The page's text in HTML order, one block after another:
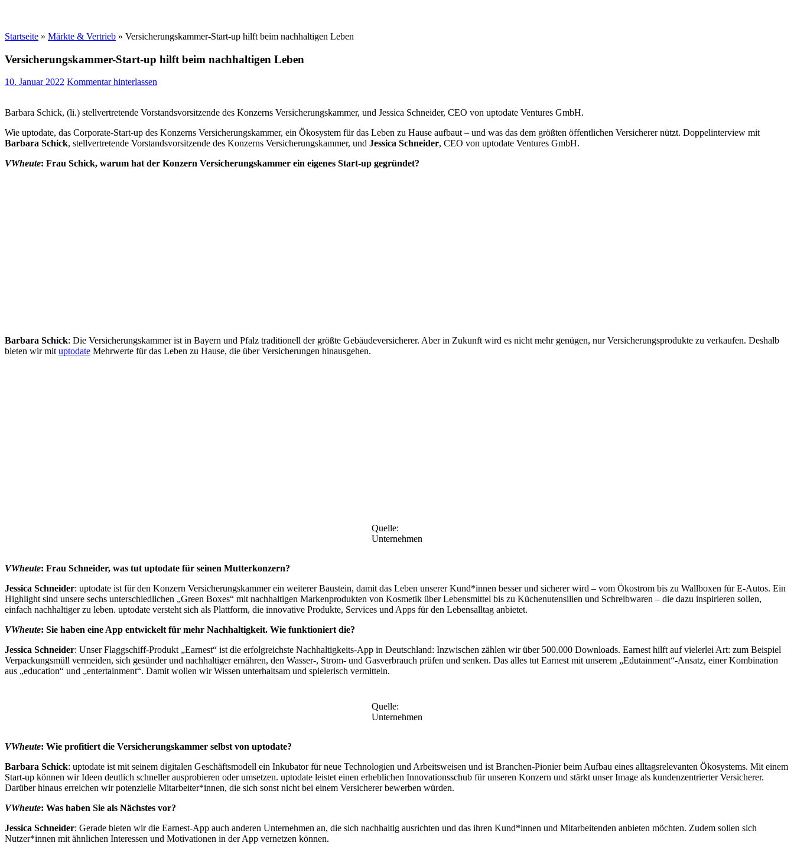
Startseite » Märkte & Vertrieb » Versicherungskammer-Start-up hilft beim nachhaltigen Leben
Versicherungskammer-Start-up hilft beim nachhaltigen Leben
10. Januar 2022 Kommentar hinterlassen
Barbara Schick, (li.) stellvertretende Vorstandsvorsitzende des Konzerns Versicherungskammer, und Jessica Schneider, CEO von uptodate Ventures GmbH.
Wie uptodate, das Corporate-Start-up des Konzerns Versicherungskammer, ein Ökosystem für das Leben zu Hause aufbaut – und was das dem größten öffentlichen Versicherer nützt. Doppelinterview mit
Barbara Schick, stellvertretende Vorstandsvorsitzende des Konzerns Versicherungskammer, und Jessica Schneider, CEO von uptodate Ventures GmbH.
VWheute: Frau Schick, warum hat der Konzern Versicherungskammer ein eigenes Start-up gegründet?
Barbara Schick: Die Versicherungskammer ist in Bayern und Pfalz traditionell der größte Gebäudeversicherer. Aber in Zukunft wird es nicht mehr genügen, nur Versicherungsprodukte zu verkaufen. Deshalb
bieten wir mituptodate Mehrwerte für das Leben zu Hause, die über Versicherungen hinausgehen.
Quelle:
Unternehmen
VWheute: Frau Schneider, was tut uptodate für seinen Mutterkonzern?
Jessica Schneider: uptodate ist für den Konzern Versicherungskammer ein weiterer Baustein, damit das Leben unserer Kund*innen besser und sicherer wird – vom Ökostrom bis zu Wallboxen für E-Autos. Ein
Highlight sind unsere sechs unterschiedlichen „Green Boxes“ mit nachhaltigen Markenprodukten von Kosmetik über Lebensmittel bis zu Küchenutensilien und Schreibwaren – die dazu inspirieren sollen,
einfach nachhaltiger zu leben. uptodate versteht sich als Plattform, die innovative Produkte, Services und Apps für den Lebensalltag anbietet.
VWheute: Sie haben eine App entwickelt für mehr Nachhaltigkeit. Wie funktioniert die?
Jessica Schneider: Unser Flaggschiff-Produkt „Earnest“ ist die erfolgreichste Nachhaltigkeits-App in Deutschland: Inzwischen zählen wir über 500.000 Downloads. Earnest hilft auf vielerlei Art: zum Beispiel
Verpackungsmüll vermeiden, sich gesünder und nachhaltiger ernähren, den Wasser-, Strom- und Gasverbrauch prüfen und senken. Das alles tut Earnest mit unserem „Edutainment“-Ansatz, einer Kombination
aus „education“ und „entertainment“. Damit wollen wir Wissen unterhaltsam und spielerisch vermitteln.
Quelle:
Unternehmen
VWheute: Wie profitiert die Versicherungskammer selbst von uptodate?
Barbara Schick: uptodate ist mit seinem digitalen Geschäftsmodell ein Inkubator für neue Technologien und Arbeitsweisen und ist Branchen-Pionier beim Aufbau eines alltagsrelevanten Ökosystems. Mit einem
Start-up können wir Ideen deutlich schneller ausprobieren oder umsetzen. uptodate leistet einen erheblichen Innovationsschub für unseren Konzern und stärkt unser Image als kundenzentrierter Versicherer.
Darüber hinaus erreichen wir potenzielle Mitarbeiter*innen, die sich sonst nicht bei einem Versicherer bewerben würden.
VWheute: Was haben Sie als Nächstes vor?
Jessica Schneider: Gerade bieten wir die Earnest-App auch anderen Unternehmen an, die sich nachhaltig ausrichten und das ihren Kund*innen und Mitarbeitenden anbieten möchten. Zudem sollen sich
Nutzer*innen mit ähnlichen Interessen und Motivationen in der App vernetzen können.